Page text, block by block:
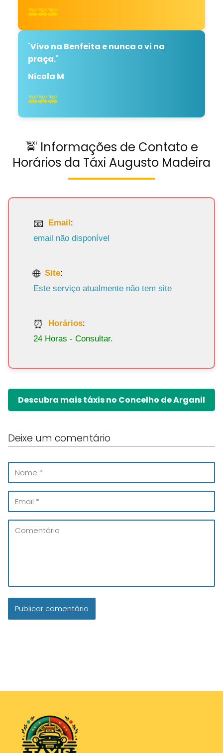
🚕🚕🚕
"Vivo na Benfeita e nunca o vi na
praça."
Nicola M
🚕🚕🚕
🚖 Informações de Contato e
Horários da Táxi Augusto Madeira
Email:
email não disponível
Site:
Este serviço atualmente não tem site
Horários:
24 Horas - Consultar.
Descubra mais táxis no Concelho de Arganil
Deixe um comentário